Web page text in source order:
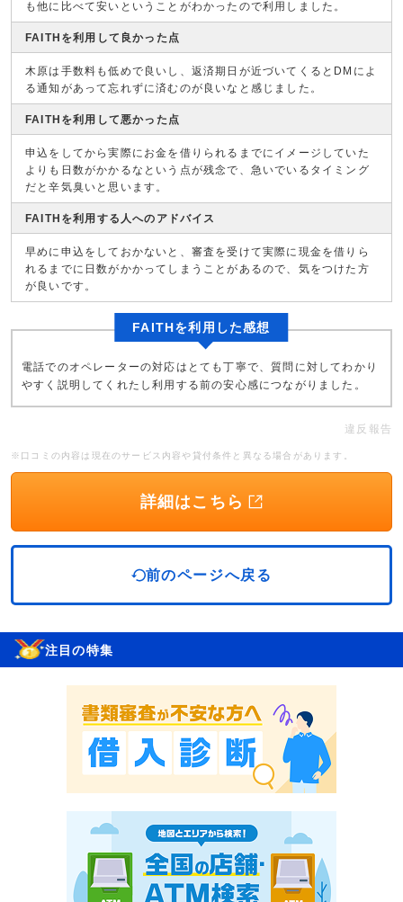
も他に比べて安いということがわかったので利用しました。
FAITHを利用して良かった点
木原は手数料も低めで良いし、返済期日が近づいてくるとDMによ
る通知があって忘れずに済むのが良いなと感じました。
FAITHを利用して悪かった点
申込をしてから実際にお金を借りられるまでにイメージしていた
よりも日数がかかるなという点が残念で、急いでいるタイミング
だと辛気臭いと思います。
FAITHを利用する人へのアドバイス
早めに申込をしておかないと、審査を受けて実際に現金を借りら
れるまでに日数がかかってしまうことがあるので、気をつけた方
が良いです。
FAITHを利用した感想
電話でのオペレーターの対応はとても丁寧で、質問に対してわかり
やすく説明してくれたし利用する前の安心感につながりました。
違反報告
※口コミの内容は現在のサービス内容や貸付条件と異なる場合があります。
詳細はこちら
前のページへ戻る
注目の特集